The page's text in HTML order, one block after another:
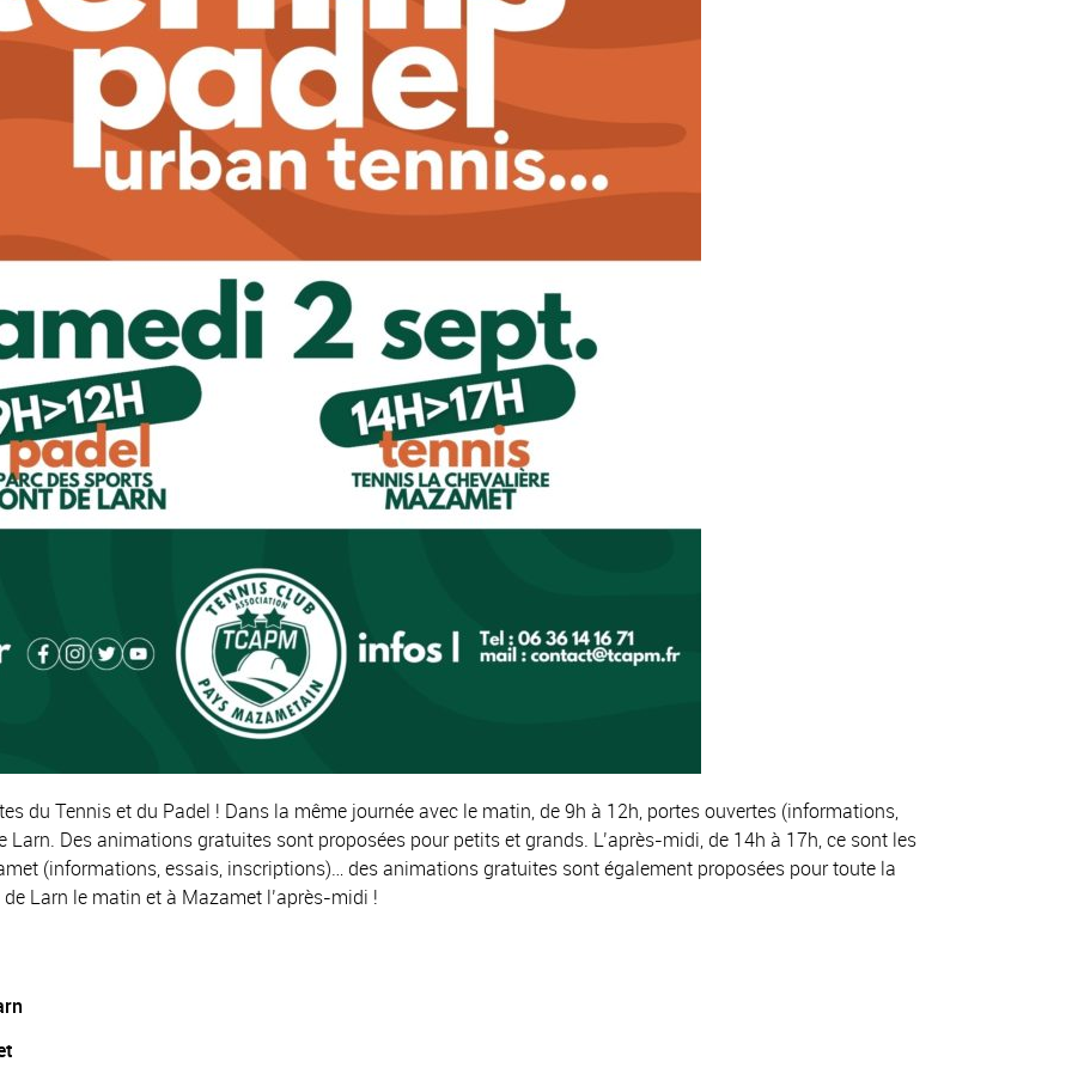
du Tennis et du Padel ! Dans la même journée avec le matin, de 9h à 12h, portes ouvertes (informations,
Des animations gratuites sont proposées pour petits et grands. L’après-midi, de 14h à 17h, ce sont les
(informations, essais, inscriptions)… des animations gratuites sont également proposées pour toute la
Larn le matin et à Mazamet l’après-midi !